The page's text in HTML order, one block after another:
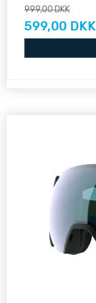
999,00 DKK
599,00 DKK